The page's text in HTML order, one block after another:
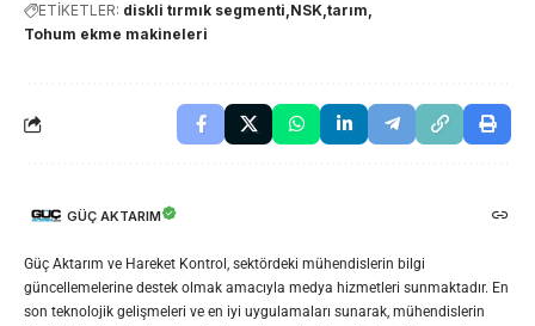
ETİKETLER: diskli tırmık segmenti NSK tarım
Tohum ekme makineleri
GÜÇ AKTARIM
Güç Aktarım ve Hareket Kontrol, sektördeki mühendislerin bilgi
güncellemelerine destek olmak amacıyla medya hizmetleri sunmaktadır. En
son teknolojik gelişmeleri ve en iyi uygulamaları sunarak, mühendislerin